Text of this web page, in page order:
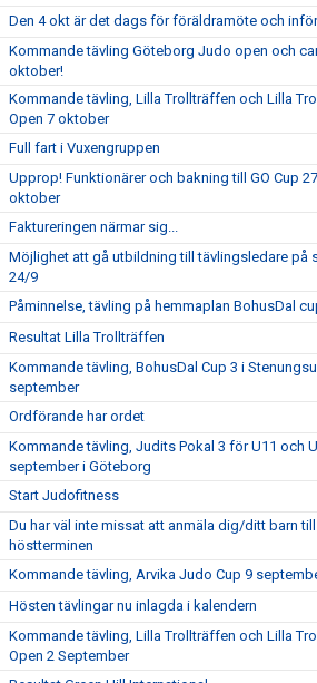
Den 4 okt är det dags för föräldramöte och inför
Kommande tävling Göteborg Judo open och
oktober!
Kommande tävling, Lilla Trollträffen och Lilla
Open 7 oktober
Full fart i Vuxengruppen
Upprop! Funktionärer och bakning till GO Cup
oktober
Faktureringen närmar sig...
Möjlighet att gå utbildning till tävlingsledare på
24/9
Påminnelse, tävling på hemmaplan BohusDal
Resultat Lilla Trollträffen
Kommande tävling, BohusDal Cup 3 i
september
Ordförande har ordet
Kommande tävling, Judits Pokal 3 för U11 och
september i Göteborg
Start Judofitness
Du har väl inte missat att anmäla dig/ditt barn till
höstterminen
Kommande tävling, Arvika Judo Cup 9
Hösten tävlingar nu inlagda i kalendern
Kommande tävling, Lilla Trollträffen och Lilla
Open 2 September